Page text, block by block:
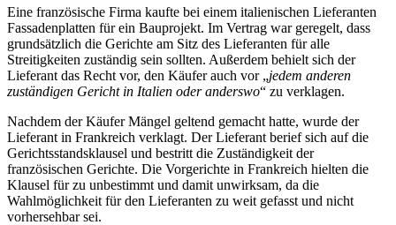
Eine französische Firma kaufte bei einem italienischen Lieferanten
Fassadenplatten für ein Bauprojekt. Im Vertrag war geregelt, dass
grundsätzlich die Gerichte am Sitz des Lieferanten für alle
Streitigkeiten zuständig sein sollten. Außerdem behielt sich der
Lieferant das Recht vor, den Käufer auch vor „jedem anderen
zuständigen Gericht in Italien oder anderswo“ zu verklagen.
Nachdem der Käufer Mängel geltend gemacht hatte, wurde der
Lieferant in Frankreich verklagt. Der Lieferant berief sich auf die
Gerichtsstandsklausel und bestritt die Zuständigkeit der
französischen Gerichte. Die Vorgerichte in Frankreich hielten die
Klausel für zu unbestimmt und damit unwirksam, da die
Wahlmöglichkeit für den Lieferanten zu weit gefasst und nicht
vorhersehbar sei.